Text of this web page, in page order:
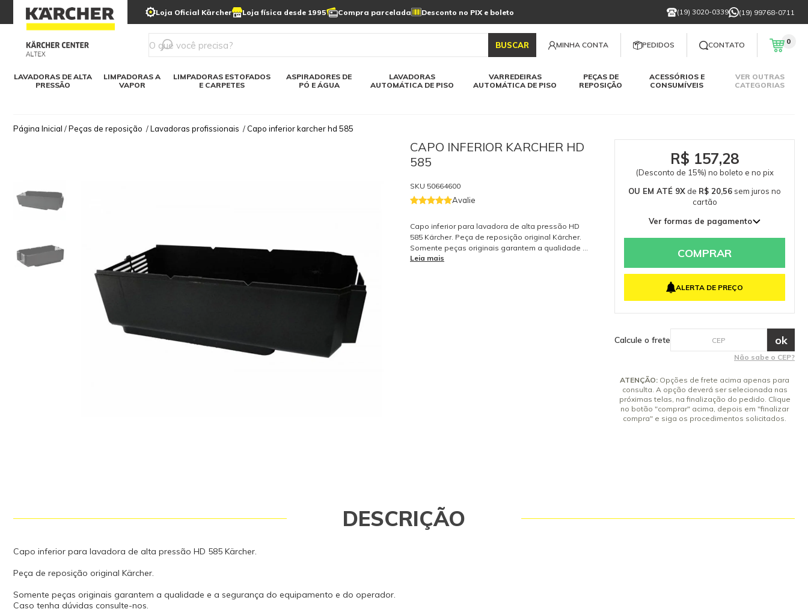
Loja Oficial Kärcher Loja física desde 1995 Compra parcelada Desconto no PIX e boleto (19) 3020-0339 (19) 99768-0711
BUSCAR MINHA CONTA PEDIDOS CONTATO 0
LAVADORAS DE ALTA
PRESSÃO
Detergentes
Linha a bateria
LIMPADORAS A
VAPOR
LIMPADORAS ESTOFADOS
E CARPETES
ASPIRADORES DE
PÓ E ÁGUA
Linha a bateria
LAVADORAS
AUTOMÁTICA DE PISO
VARREDEIRAS
AUTOMÁTICA DE PISO
PEÇAS DE
REPOSIÇÃO
Lavadoras automática
Varredeiras automática
ACESSÓRIOS E
CONSUMÍVEIS
Varredeiras automática
VER OUTRAS
CATEGORIAS
Kärcher para o lar Soluções digitais
Limpeza de painel
solar
Página Inicial /Peças de reposição /Lavadoras profissionais / Capo inferior karcher hd 585
CAPO INFERIOR KARCHER HD
585
SKU 50664600
Avalie
Capo inferior para lavadora de alta pressão HD
585 Kärcher. Peça de reposição original Kärcher.
Somente peças originais garantem a qualidade e
a segurança do equipamento e do operador.
Leia mais
R$ 157,28
(Desconto de 15%) no boleto e no pix
OU EM ATÉ 9X de R$ 20,56 sem juros no
cartão
Ver formas de pagamento
2x de R$ 92,52 sem juros
5x de R$ 37,01 sem juros
8x de R$ 23,13 sem juros
9x de R$ 20,56 sem juros
COMPRAR
ALERTA DE PREÇO
Calcule o frete
Não sabe o CEP?
ATENÇÃO: Opções de frete acima apenas para
consulta. A opção deverá ser selecionada nas
próximas telas, na finalização do pedido. Clique
no botão "comprar" acima, depois em "finalizar
compra" e siga os procedimentos solicitados.
DESCRIÇÃO
Capo inferior para lavadora de alta pressão HD 585 Kärcher.
Peça de reposição original Kärcher.
Somente peças originais garantem a qualidade e a segurança do equipamento e do operador.
Caso tenha dúvidas consulte-nos.